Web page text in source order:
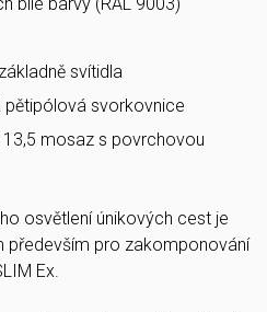
bílé barvy (RAL 9003)
svítidla
pětipólová svorkovnice
mosaz s povrchovou
osvětlení únikových cest je
především pro zakomponování
Ex.